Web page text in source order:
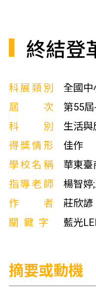
終結登
科展類別
全國中
屆次
第55
科別
生活與
得獎情形
佳作
學校名稱
華東臺
指導老師
楊智婷
作者
莊欣諺
關鍵字
藍光
摘要或動機